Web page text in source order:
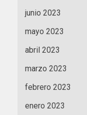
junio 2023
mayo 2023
abril 2023
marzo 2023
febrero 2023
enero 2023